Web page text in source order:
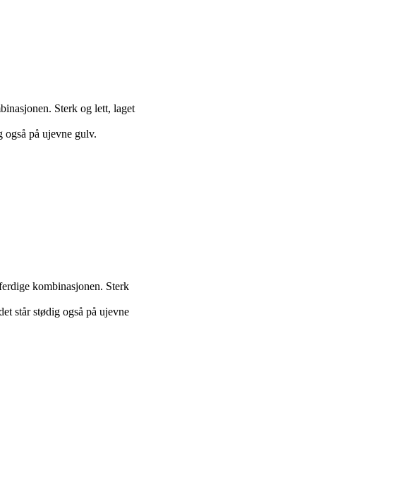
Sterk og lett, laget
også på ujevne gulv.
kombinasjonen. Sterk
står stødig også på ujevne